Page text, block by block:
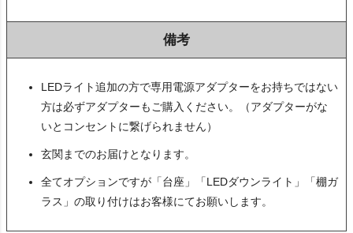
備考
LEDライト追加の方で専用電源アダプターをお持ちではない
方は必ずアダプターもご購入ください。（アダプターがな
いとコンセントに繋げられません）
玄関までのお届けとなります。
全てオプションですが「台座」「LEDダウンライト」「棚ガ
ラス」の取り付けはお客様にてお願いします。